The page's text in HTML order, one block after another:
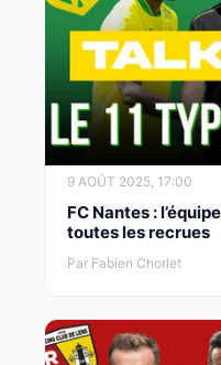
9 AOÛT 2025, 17:00
FC Nantes :
toutes les recrues
Par Fabien Chorlet